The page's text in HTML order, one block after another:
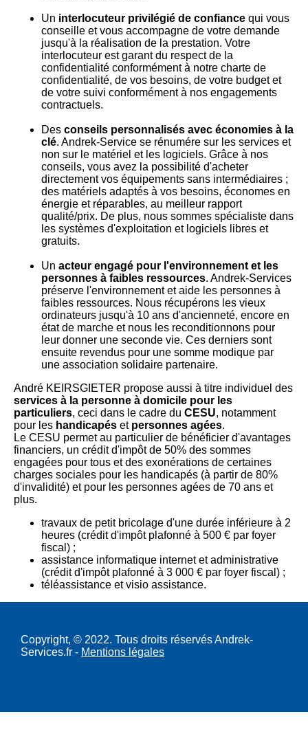
Un interlocuteur privilégié de confiance qui vous
conseille et vous accompagne de votre demande
jusqu'à la réalisation de la prestation. Votre
interlocuteur est garant du respect de la
confidentialité conformément à notre charte de
confidentialité, de vos besoins, de votre budget et
de votre suivi conformément à nos engagements
contractuels.
Des conseils personnalisés avec économies à la
clé. Andrek-Service se rénumére sur les services et
non sur le matériel et les logiciels. Grâce à nos
conseils, vous avez la possibilité d'acheter
directement vos équipements sans intermédiaires ;
des matériels adaptés à vos besoins, économes en
énergie et réparables, au meilleur rapport
qualité/prix. De plus, nous sommes spécialiste dans
les systèmes d'exploitation et logiciels libres et
gratuits.
Un acteur engagé pour l'environnement et les
personnes à faibles ressources. Andrek-Services
préserve l'environnement et aide les personnes à
faibles ressources. Nous récupérons les vieux
ordinateurs jusqu'à 10 ans d'ancienneté, encore en
état de marche et nous les reconditionnons pour
leur donner une seconde vie. Ces derniers sont
ensuite revendus pour une somme modique par
une association solidaire partenaire.
André KEIRSGIETER propose aussi à titre individuel des
services à la personne à domicile pour les
particuliers, ceci dans le cadre du CESU, notamment
pour les handicapés et personnes agées.
Le CESU permet au particulier de bénéficier d'avantages
financiers, un crédit d'impôt de 50% des sommes
engagées pour tous et des exonérations de certaines
charges sociales pour les handicapés (à partir de 80%
d'invalidité) et pour les personnes agées de 70 ans et
plus.
travaux de petit bricolage d'une durée inférieure à 2
heures (crédit d'impôt plafonné à 500 € par foyer
fiscal) ;
assistance informatique internet et administrative
(crédit d'impôt plafonné à 3 000 € par foyer fiscal) ;
téléassistance et visio assistance.
Copyright, © 2022. Tous droits réservés Andrek-
Services.fr - Mentions légales